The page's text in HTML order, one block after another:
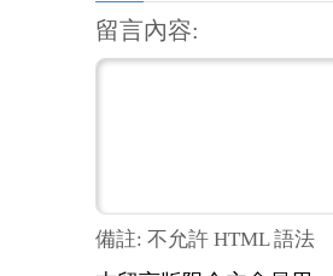
留言內容:
備註: 不允許 HTML 語法